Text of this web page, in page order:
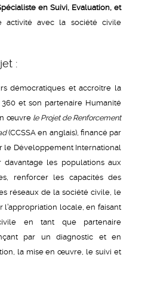
en Suivi, Evaluation, et
activité avec la société civile
:
démocratiques et accroître la
et son partenaire Humanité
œuvre le Projet de Renforcement
(CCSSA en anglais), financé par
le Développement International
davantage les populations aux
renforcer les capacités des
réseaux de la société civile, le
l’appropriation locale, en faisant
en tant que partenaire
par un diagnostic et en
la mise en œuvre, le suivi et